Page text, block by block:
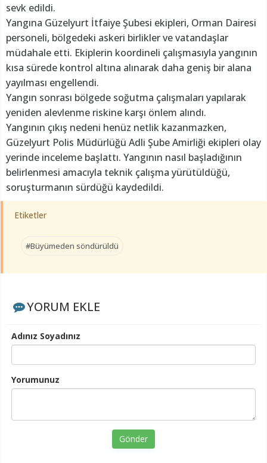
sevk edildi.
Yangına Güzelyurt İtfaiye Şubesi ekipleri, Orman Dairesi
personeli, bölgedeki askeri birlikler ve vatandaşlar
müdahale etti. Ekiplerin koordineli çalışmasıyla yangının
kısa sürede kontrol altına alınarak daha geniş bir alana
yayılması engellendi.
Yangın sonrası bölgede soğutma çalışmaları yapılarak
yeniden alevlenme riskine karşı önlem alındı.
Yangının çıkış nedeni henüz netlik kazanmazken,
Güzelyurt Polis Müdürlüğü Adli Şube Amirliği ekipleri olay
yerinde inceleme başlattı. Yangının nasıl başladığının
belirlenmesi amacıyla teknik çalışma yürütüldüğü,
soruşturmanın sürdüğü kaydedildi.
Etiketler
#Büyümeden söndürüldü
YORUM EKLE
Adınız Soyadınız
Yorumunuz
Gönder